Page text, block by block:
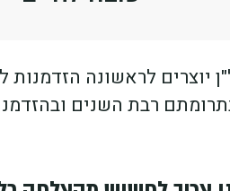
יוצרים לראשונה
רבת השנים